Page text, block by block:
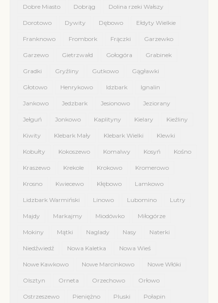
Dobre Miasto Dobrąg Dolina rzeki Wałszy
Dorotowo Dywity Dębowo Ełdyty Wielkie
Franknowo Frombork Frączki Garzewko
Garzewo Gietrzwałd Gołogóra Grabinek
Gradki Gryźliny Gutkowo Gągławki
Głotowo Henrykowo Idzbark Ignalin
Jankowo Jedzbark Jesionowo Jeziorany
Jełguń Jonkowo Kaplityny Kielary Kieźliny
Kiwity Klebark Mały Klebark Wielki Klewki
Kobułty Kokoszewo Komalwy Kosyń Kośno
Kraszewo Krekole Krokowo Kromerowo
Krosno Kwiecewo Kłębowo Lamkowo
Lidzbark Warmiński Linowo Lubomino Lutry
Majdy Markajmy Miodówko Miłogórze
Mokiny Mątki Naglady Nasy Naterki
Niedźwiedź Nowa Kaletka Nowa Wieś
Nowe Kawkowo Nowe Marcinkowo Nowe Włóki
Olsztyn Orneta Orzechowo Orłowo
Ostrzeszewo Pieniężno Pluski Połapin